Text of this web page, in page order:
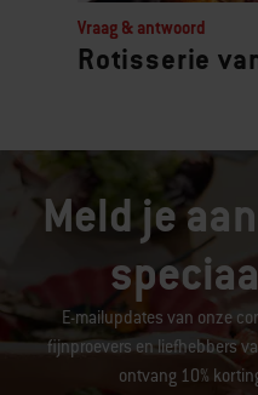
Vraag & antwoord
Rotisserie
Meld je
E-mailupdates van onze
fijnproevers en liefhebbers
ontvang 10%